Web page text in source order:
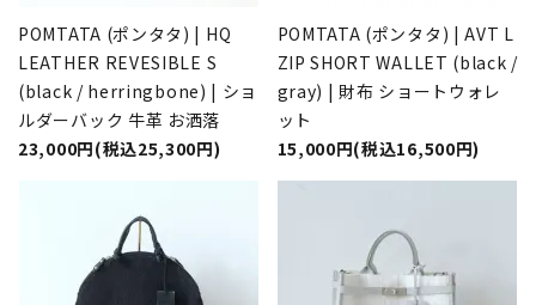
POMTATA (ポンタタ) | HQ
LEATHER REVESIBLE S
(black / herringbone) | ショ
ルダーバック 牛革 お洒落
23,000円(税込25,300円)
POMTATA (ポンタタ) | AVT L
ZIP SHORT WALLET (black /
gray) | 財布 ショートウォレ
ット
15,000円(税込16,500円)